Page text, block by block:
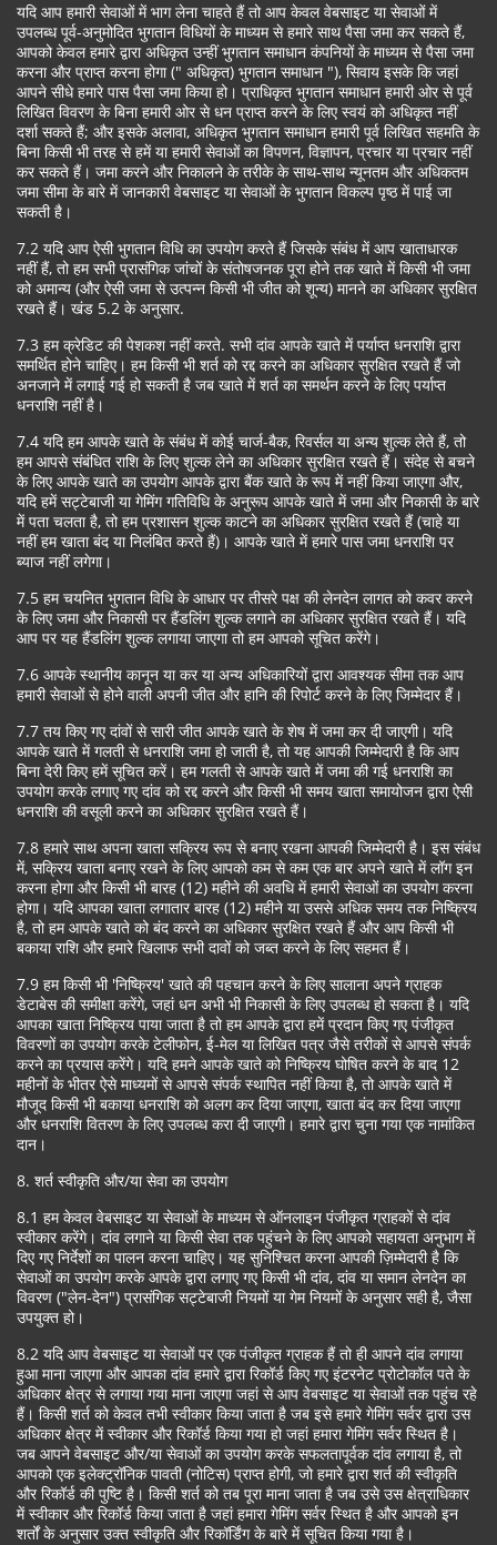
यदि आप हमारी सेवाओं में भाग लेना चाहते हैं तो आप केवल वेबसाइट या सेवाओं में
उपलब्ध पूर्व-अनुमोदित भुगतान विधियों के माध्यम से हमारे साथ पैसा जमा कर सकते हैं,
आपको केवल हमारे द्वारा अधिकृत उन्हीं भुगतान समाधान कंपनियों के माध्यम से पैसा जमा
करना और प्राप्त करना होगा (" अधिकृत) भुगतान समाधान "), सिवाय इसके कि जहां
आपने सीधे हमारे पास पैसा जमा किया हो। प्राधिकृत भुगतान समाधान हमारी ओर से पूर्व
लिखित विवरण के बिना हमारी ओर से धन प्राप्त करने के लिए स्वयं को अधिकृत नहीं
दर्शा सकते हैं; और इसके अलावा, अधिकृत भुगतान समाधान हमारी पूर्व लिखित सहमति के
बिना किसी भी तरह से हमें या हमारी सेवाओं का विपणन, विज्ञापन, प्रचार या प्रचार नहीं
कर सकते हैं। जमा करने और निकालने के तरीके के साथ-साथ न्यूनतम और अधिकतम
जमा सीमा के बारे में जानकारी वेबसाइट या सेवाओं के भुगतान विकल्प पृष्ठ में पाई जा
सकती है।
7.2 यदि आप ऐसी भुगतान विधि का उपयोग करते हैं जिसके संबंध में आप खाताधारक
नहीं हैं, तो हम सभी प्रासंगिक जांचों के संतोषजनक पूरा होने तक खाते में किसी भी जमा
को अमान्य (और ऐसी जमा से उत्पन्न किसी भी जीत को शून्य) मानने का अधिकार सुरक्षित
रखते हैं। खंड 5.2 के अनुसार.
7.3 हम क्रेडिट की पेशकश नहीं करते. सभी दांव आपके खाते में पर्याप्त धनराशि द्वारा
समर्थित होने चाहिए। हम किसी भी शर्त को रद्द करने का अधिकार सुरक्षित रखते हैं जो
अनजाने में लगाई गई हो सकती है जब खाते में शर्त का समर्थन करने के लिए पर्याप्त
धनराशि नहीं है।
7.4 यदि हम आपके खाते के संबंध में कोई चार्ज-बैक, रिवर्सल या अन्य शुल्क लेते हैं, तो
हम आपसे संबंधित राशि के लिए शुल्क लेने का अधिकार सुरक्षित रखते हैं। संदेह से बचने
के लिए आपके खाते का उपयोग आपके द्वारा बैंक खाते के रूप में नहीं किया जाएगा और,
यदि हमें सट्टेबाजी या गेमिंग गतिविधि के अनुरूप आपके खाते में जमा और निकासी के बारे
में पता चलता है, तो हम प्रशासन शुल्क काटने का अधिकार सुरक्षित रखते हैं (चाहे या
नहीं हम खाता बंद या निलंबित करते हैं)। आपके खाते में हमारे पास जमा धनराशि पर
ब्याज नहीं लगेगा।
7.5 हम चयनित भुगतान विधि के आधार पर तीसरे पक्ष की लेनदेन लागत को कवर करने
के लिए जमा और निकासी पर हैंडलिंग शुल्क लगाने का अधिकार सुरक्षित रखते हैं। यदि
आप पर यह हैंडलिंग शुल्क लगाया जाएगा तो हम आपको सूचित करेंगे।
7.6 आपके स्थानीय कानून या कर या अन्य अधिकारियों द्वारा आवश्यक सीमा तक आप
हमारी सेवाओं से होने वाली अपनी जीत और हानि की रिपोर्ट करने के लिए जिम्मेदार हैं।
7.7 तय किए गए दांवों से सारी जीत आपके खाते के शेष में जमा कर दी जाएगी। यदि
आपके खाते में गलती से धनराशि जमा हो जाती है, तो यह आपकी जिम्मेदारी है कि आप
बिना देरी किए हमें सूचित करें। हम गलती से आपके खाते में जमा की गई धनराशि का
उपयोग करके लगाए गए दांव को रद्द करने और किसी भी समय खाता समायोजन द्वारा ऐसी
धनराशि की वसूली करने का अधिकार सुरक्षित रखते हैं।
7.8 हमारे साथ अपना खाता सक्रिय रूप से बनाए रखना आपकी जिम्मेदारी है। इस संबंध
में, सक्रिय खाता बनाए रखने के लिए आपको कम से कम एक बार अपने खाते में लॉग इन
करना होगा और किसी भी बारह (12) महीने की अवधि में हमारी सेवाओं का उपयोग करना
होगा। यदि आपका खाता लगातार बारह (12) महीने या उससे अधिक समय तक निष्क्रिय
है, तो हम आपके खाते को बंद करने का अधिकार सुरक्षित रखते हैं और आप किसी भी
बकाया राशि और हमारे खिलाफ सभी दावों को जब्त करने के लिए सहमत हैं।
7.9 हम किसी भी 'निष्क्रिय' खाते की पहचान करने के लिए सालाना अपने ग्राहक
डेटाबेस की समीक्षा करेंगे, जहां धन अभी भी निकासी के लिए उपलब्ध हो सकता है। यदि
आपका खाता निष्क्रिय पाया जाता है तो हम आपके द्वारा हमें प्रदान किए गए पंजीकृत
विवरणों का उपयोग करके टेलीफोन, ई-मेल या लिखित पत्र जैसे तरीकों से आपसे संपर्क
करने का प्रयास करेंगे। यदि हमने आपके खाते को निष्क्रिय घोषित करने के बाद 12
महीनों के भीतर ऐसे माध्यमों से आपसे संपर्क स्थापित नहीं किया है, तो आपके खाते में
मौजूद किसी भी बकाया धनराशि को अलग कर दिया जाएगा, खाता बंद कर दिया जाएगा
और धनराशि वितरण के लिए उपलब्ध करा दी जाएगी। हमारे द्वारा चुना गया एक नामांकित
दान।
8. शर्त स्वीकृति और/या सेवा का उपयोग
8.1 हम केवल वेबसाइट या सेवाओं के माध्यम से ऑनलाइन पंजीकृत ग्राहकों से दांव
स्वीकार करेंगे। दांव लगाने या किसी सेवा तक पहुंचने के लिए आपको सहायता अनुभाग में
दिए गए निर्देशों का पालन करना चाहिए। यह सुनिश्चित करना आपकी ज़िम्मेदारी है कि
सेवाओं का उपयोग करके आपके द्वारा लगाए गए किसी भी दांव, दांव या समान लेनदेन का
विवरण ("लेन-देन") प्रासंगिक सट्टेबाजी नियमों या गेम नियमों के अनुसार सही है, जैसा
उपयुक्त हो।
8.2 यदि आप वेबसाइट या सेवाओं पर एक पंजीकृत ग्राहक हैं तो ही आपने दांव लगाया
हुआ माना जाएगा और आपका दांव हमारे द्वारा रिकॉर्ड किए गए इंटरनेट प्रोटोकॉल पते के
अधिकार क्षेत्र से लगाया गया माना जाएगा जहां से आप वेबसाइट या सेवाओं तक पहुंच रहे
हैं। किसी शर्त को केवल तभी स्वीकार किया जाता है जब इसे हमारे गेमिंग सर्वर द्वारा उस
अधिकार क्षेत्र में स्वीकार और रिकॉर्ड किया गया हो जहां हमारा गेमिंग सर्वर स्थित है।
जब आपने वेबसाइट और/या सेवाओं का उपयोग करके सफलतापूर्वक दांव लगाया है, तो
आपको एक इलेक्ट्रॉनिक पावती (नोटिस) प्राप्त होगी, जो हमारे द्वारा शर्त की स्वीकृति
और रिकॉर्ड की पुष्टि है। किसी शर्त को तब पूरा माना जाता है जब उसे उस क्षेत्राधिकार
में स्वीकार और रिकॉर्ड किया जाता है जहां हमारा गेमिंग सर्वर स्थित है और आपको इन
शर्तों के अनुसार उक्त स्वीकृति और रिकॉर्डिंग के बारे में सूचित किया गया है।